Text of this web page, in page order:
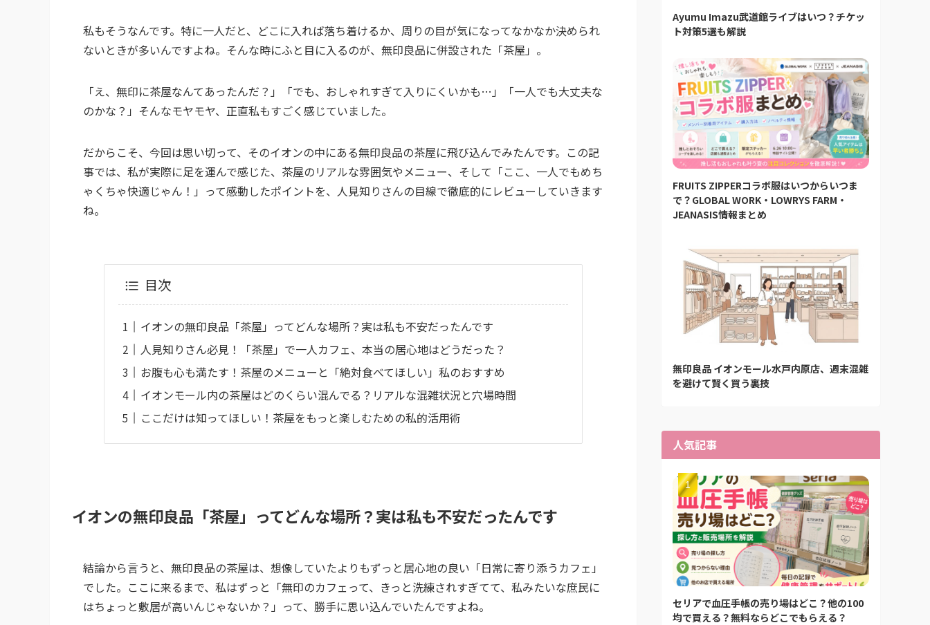
私もそうなんです。特に一人だと、どこに入れば落ち着けるか、周りの目が気になってなかなか決められ
ないときが多いんですよね。そんな時にふと目に入るのが、無印良品に併設された「茶屋」。
「え、無印に茶屋なんてあったんだ？」「でも、おしゃれすぎて入りにくいかも…」「一人でも大丈夫な
のかな？」そんなモヤモヤ、正直私もすごく感じていました。
だからこそ、今回は思い切って、そのイオンの中にある無印良品の茶屋に飛び込んでみたんです。この記
事では、私が実際に足を運んで感じた、茶屋のリアルな雰囲気やメニュー、そして「ここ、一人でもめち
ゃくちゃ快適じゃん！」って感動したポイントを、人見知りさんの目線で徹底的にレビューしていきます
ね。
目次
イオンの無印良品「茶屋」ってどんな場所？実は私も不安だったんです
人見知りさん必見！「茶屋」で一人カフェ、本当の居心地はどうだった？
お腹も心も満たす！茶屋のメニューと「絶対食べてほしい」私のおすすめ
イオンモール内の茶屋はどのくらい混んでる？リアルな混雑状況と穴場時間
ここだけは知ってほしい！茶屋をもっと楽しむための私的活用術
イオンの無印良品「茶屋」ってどんな場所？実は私も不安だったんです
結論から言うと、無印良品の茶屋は、想像していたよりもずっと居心地の良い「日常に寄り添うカフェ」
でした。ここに来るまで、私はずっと「無印のカフェって、きっと洗練されすぎてて、私みたいな庶民に
はちょっと敷居が高いんじゃないか？」って、勝手に思い込んでいたんですよね。
Ayumu Imazu武道館ライブはいつ？チケッ
ト対策5選も解説
FRUITS ZIPPERコラボ服はいつからいつま
で？GLOBAL WORK・LOWRYS FARM・
JEANASIS情報まとめ
無印良品 イオンモール水戸内原店、週末混雑
を避けて賢く買う裏技
人気記事
セリアで血圧手帳の売り場はどこ？他の100
均で買える？無料ならどこでもらえる？